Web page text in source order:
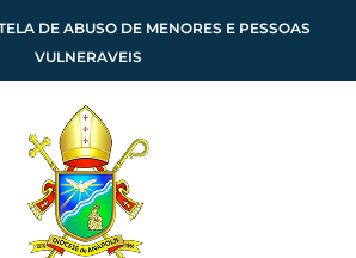
DE ABUSO DE MENORES E PESSOAS
VULNERAVEIS